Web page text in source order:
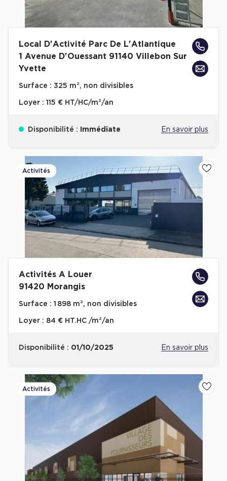
Local D'Activité Parc De L'Atlantique
1 Avenue D'Ouessant 91140 Villebon Sur
Yvette
Surface : 325 m², non divisibles
Loyer : 115 € HT/HC/m²/an
Disponibilité : Immédiate En savoir plus
Activités
Activités A Louer
91420 Morangis
Surface : 1 898 m², non divisibles
Loyer : 84 € HT.HC /m²/an
Disponibilité : 01/10/2025 En savoir plus
Activités